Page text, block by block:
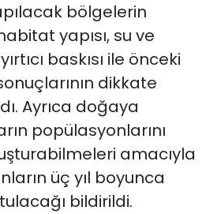
bölgelerin
yapısı, su ve
baskısı ile önceki
dikkate
Ayrıca doğaya
popülasyonlarını
amacıyla
üç yıl boyunca
bildirildi.